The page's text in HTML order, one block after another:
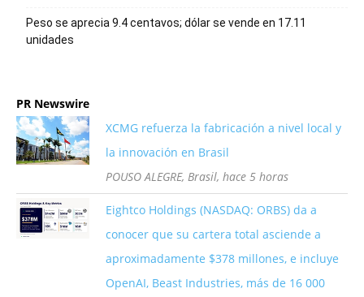
Peso se aprecia 9.4 centavos; dólar se vende en 17.11
unidades
PR Newswire
XCMG refuerza la fabricación a nivel local y
la innovación en Brasil
POUSO ALEGRE, Brasil, hace 5 horas
Eightco Holdings (NASDAQ: ORBS) da a
conocer que su cartera total asciende a
aproximadamente $378 millones, e incluye
OpenAI, Beast Industries, más de 16 000